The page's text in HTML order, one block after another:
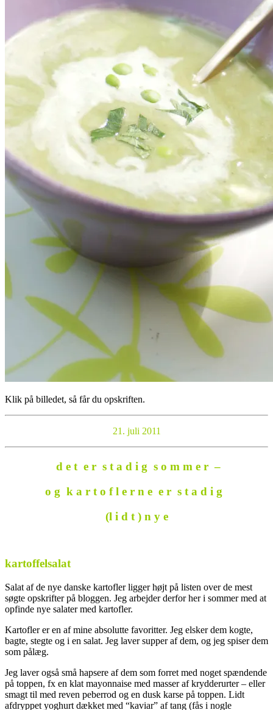
Klik på billedet, så får du opskriften.
21. juli 2011
d e t e r s t a d i g s o m m e r –
o g k a r t o f l e r n e e r s t a d i g
(l i d t ) n y e
kartoffelsalat
Salat af de nye danske kartofler ligger højt på listen over de mest
søgte opskrifter på bloggen. Jeg arbejder derfor her i sommer med at
opfinde nye salater med kartofler.
Kartofler er en af mine absolutte favoritter. Jeg elsker dem kogte,
bagte, stegte og i en salat. Jeg laver supper af dem, og jeg spiser dem
som pålæg.
Jeg laver også små hapsere af dem som forret med noget spændende
på toppen, fx en klat mayonnaise med masser af krydderurter – eller
smagt til med reven peberrod og en dusk karse på toppen. Lidt
afdryppet yoghurt dækket med “kaviar” af tang (fås i nogle